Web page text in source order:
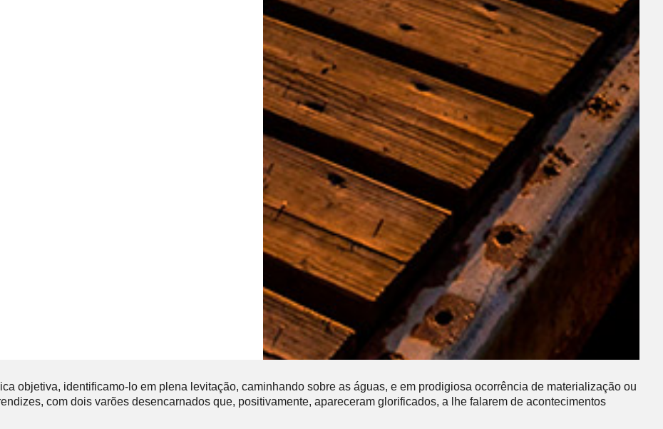
objetiva, identificamo-lo em plena levitação, caminhando sobre as águas, e em prodigiosa ocorrência de materialização ou
com dois varões desencarnados que, positivamente, apareceram glorificados, a lhe falarem de acontecimentos